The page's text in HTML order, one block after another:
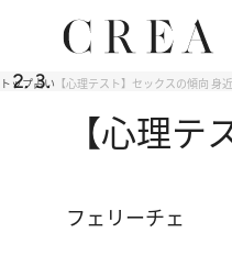
トップ占い 【心理テスト】セックスの傾向 身
【心理
フェリーチェ